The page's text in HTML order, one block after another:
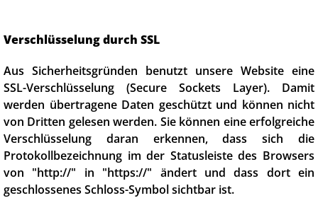
Verschlüsselung durch SSL
Aus Sicherheitsgründen benutzt unsere Website eine
SSL-Verschlüsselung (Secure Sockets Layer). Damit
werden übertragene Daten geschützt und können nicht
von Dritten gelesen werden. Sie können eine erfolgreiche
Verschlüsselung daran erkennen, dass sich die
Protokollbezeichnung im der Statusleiste des Browsers
von "http://" in "https://" ändert und dass dort ein
geschlossenes Schloss-Symbol sichtbar ist.